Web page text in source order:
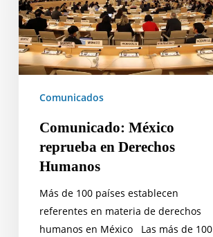
Derechos
Humanos
Comunicados
Comunicado: México
reprueba en Derechos
Humanos
Más de 100 países establecen
referentes en materia de derechos
humanos en México Las más de 100